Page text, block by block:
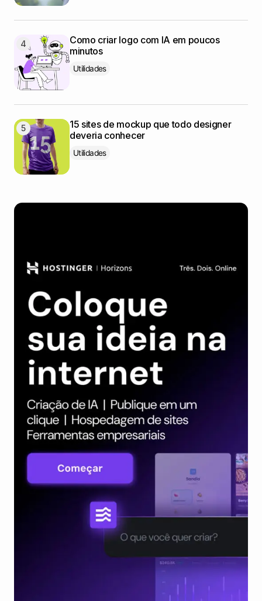
Como criar logo com IA em poucos
minutos
Utilidades
15 sites de mockup que todo designer
deveria conhecer
Utilidades